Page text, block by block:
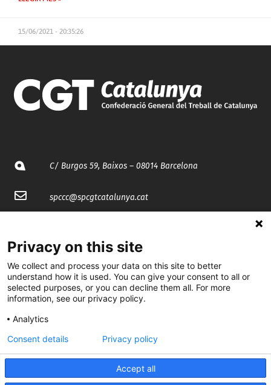
15/06/2021 - 20:35:26
C/ Burgos 59, Baixos – 08014 Barcelona
spccc@spcgtcatalunya.cat
@CGTCatalunya
cgtcatalunya
Privacy on this site
We collect and process your data on this site to better
understand how it is used. You can give your consent to all or
selected purposes, or you can decline them all. For more
information, see our privacy policy.
Analytics
Accept all
Consent details Privacy policy